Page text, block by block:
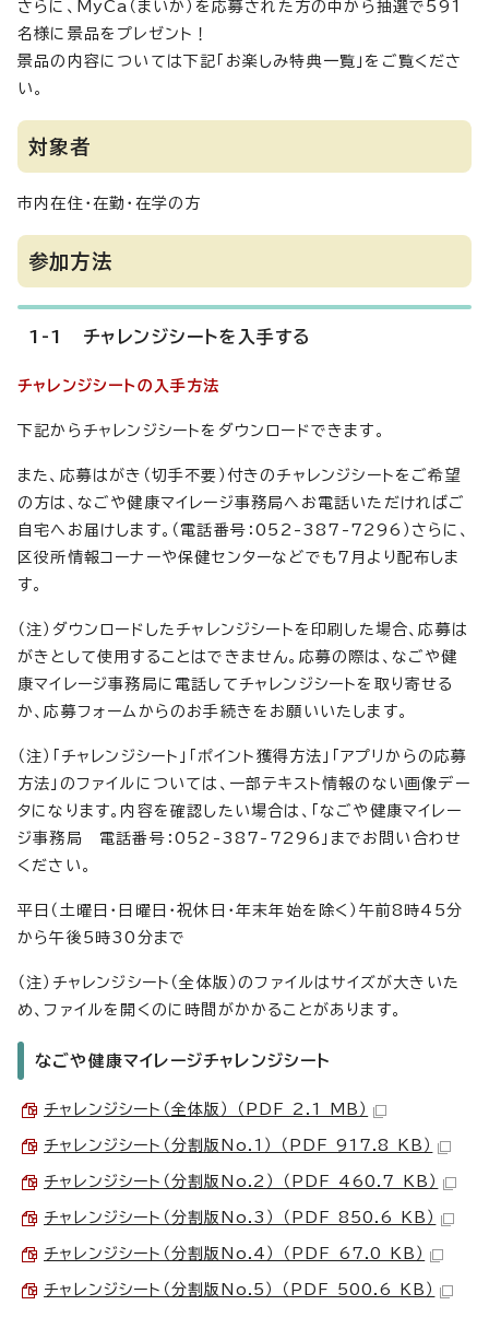
さらに、MyCa（まいか）を応募された方の中から抽選で591
名様に景品をプレゼント！
景品の内容については下記「お楽しみ特典一覧」をご覧くださ
い。
対象者
市内在住・在勤・在学の方
参加方法
1-1 チャレンジシートを入手する
チャレンジシートの入手方法
下記からチャレンジシートをダウンロードできます。
また、応募はがき（切手不要）付きのチャレンジシートをご希望
の方は、なごや健康マイレージ事務局へお電話いただければご
自宅へお届けします。（電話番号：052-387-7296）さらに、
区役所情報コーナーや保健センターなどでも7月より配布しま
す。
（注）ダウンロードしたチャレンジシートを印刷した場合、応募は
がきとして使用することはできません。応募の際は、なごや健
康マイレージ事務局に電話してチャレンジシートを取り寄せる
か、応募フォームからのお手続きをお願いいたします。
（注）「チャレンジシート」「ポイント獲得方法」「アプリからの応募
方法」のファイルについては、一部テキスト情報のない画像デー
タになります。内容を確認したい場合は、「なごや健康マイレー
ジ事務局 電話番号：052-387-7296」までお問い合わせ
ください。
平日（土曜日・日曜日・祝休日・年末年始を除く）午前8時45分
から午後5時30分まで
（注）チャレンジシート（全体版）のファイルはサイズが大きいた
め、ファイルを開くのに時間がかかることがあります。
なごや健康マイレージチャレンジシート
チャレンジシート（全体版） （PDF 2.1 MB）
チャレンジシート（分割版No.1） （PDF 917.8 KB）
チャレンジシート（分割版No.2） （PDF 460.7 KB）
チャレンジシート（分割版No.3） （PDF 850.6 KB）
チャレンジシート（分割版No.4） （PDF 67.0 KB）
チャレンジシート（分割版No.5） （PDF 500.6 KB）